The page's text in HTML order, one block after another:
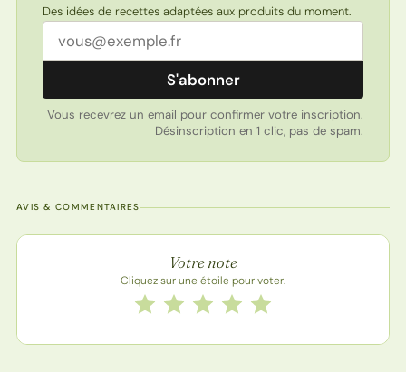
Des idées de recettes adaptées aux produits du moment.
Adresse email
S'abonner
Vous recevrez un email pour confirmer votre inscription.
Désinscription en 1 clic, pas de spam.
AVIS & COMMENTAIRES
Note de la recette
Votre note
Cliquez sur une étoile pour voter.
Notez cette recette de 1 à 5 étoiles
5 étoiles
4 étoiles
3 étoiles
2 étoiles
1 étoile